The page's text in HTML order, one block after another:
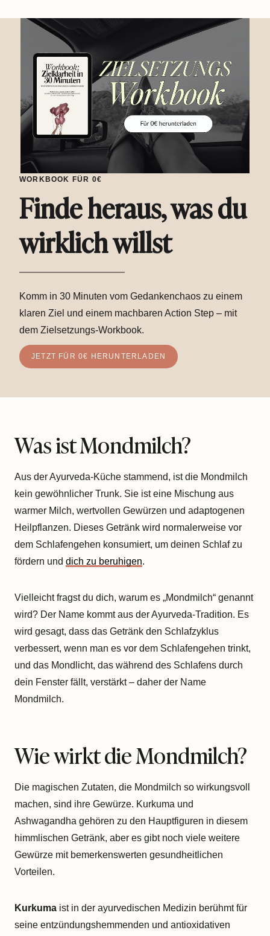
WORKBOOK FÜR 0€
Finde heraus, was du
wirklich willst
Komm in 30 Minuten vom Gedankenchaos zu einem
klaren Ziel und einem machbaren Action Step – mit
dem Zielsetzungs-Workbook.
JETZT FÜR 0€ HERUNTERLADEN
Was ist Mondmilch?
Aus der Ayurveda-Küche stammend, ist die Mondmilch
kein gewöhnlicher Trunk. Sie ist eine Mischung aus
warmer Milch, wertvollen Gewürzen und adaptogenen
Heilpflanzen. Dieses Getränk wird normalerweise vor
dem Schlafengehen konsumiert, um deinen Schlaf zu
fördern und dich zu beruhigen.
Vielleicht fragst du dich, warum es „Mondmilch“ genannt
wird? Der Name kommt aus der Ayurveda-Tradition. Es
wird gesagt, dass das Getränk den Schlafzyklus
verbessert, wenn man es vor dem Schlafengehen trinkt,
und das Mondlicht, das während des Schlafens durch
dein Fenster fällt, verstärkt – daher der Name
Mondmilch.
Wie wirkt die Mondmilch?
Die magischen Zutaten, die Mondmilch so wirkungsvoll
machen, sind ihre Gewürze. Kurkuma und
Ashwagandha gehören zu den Hauptfiguren in diesem
himmlischen Getränk, aber es gibt noch viele weitere
Gewürze mit bemerkenswerten gesundheitlichen
Vorteilen.
Kurkuma ist in der ayurvedischen Medizin berühmt für
seine entzündungshemmenden und antioxidativen